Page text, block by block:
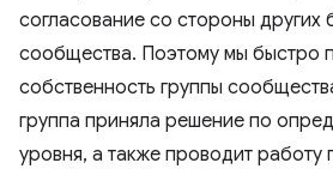
согласование со стороны других
сообщества. Поэтому мы быстро
собственность группы
группа приняла решение по
уровня, а также проводит